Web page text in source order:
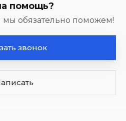
помощь?
мы обязательно поможем!
звонок